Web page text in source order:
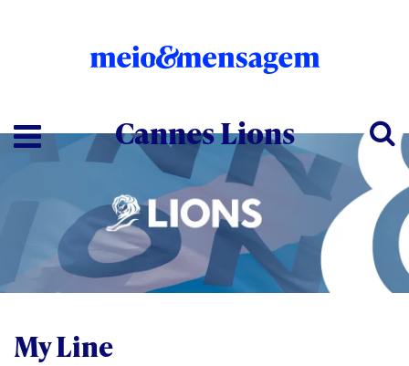
Cannes Lions
My Line